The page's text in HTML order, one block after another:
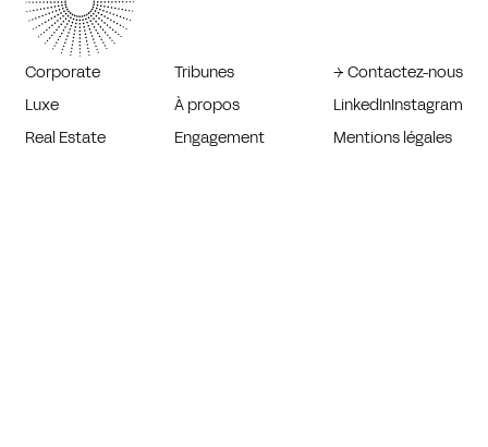
Corporate
Luxe
Real Estate
Tribunes
À propos
Engagement
→ Contactez-nous
LinkedInInstagram
Mentions légales